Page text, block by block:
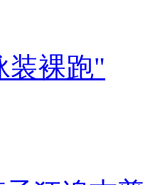
装裸跑"